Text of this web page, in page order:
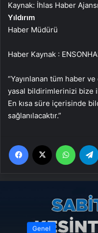
Kaynak: İhlas Haber
Yıldırım
Haber Müdürü
Haber Kaynak :
“Yayınlanan tüm haber
yasal bildirimlerinizi bize
En kısa süre içerisinde
sağlanılacaktır.”
Facebook
Genel